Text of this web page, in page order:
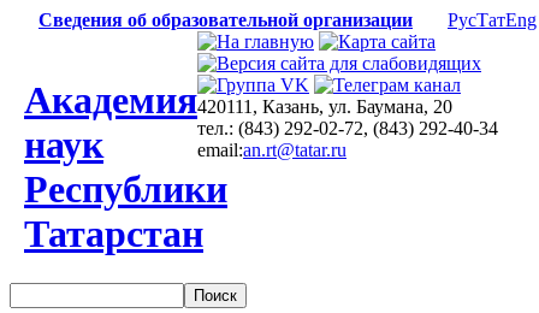
Сведения об образовательной организации РусТатEng
Академия
наук
Республики
Татарстан
420111, Казань, ул. Баумана, 20
тел.: (843) 292-02-72, (843) 292-40-34
email:an.rt@tatar.ru